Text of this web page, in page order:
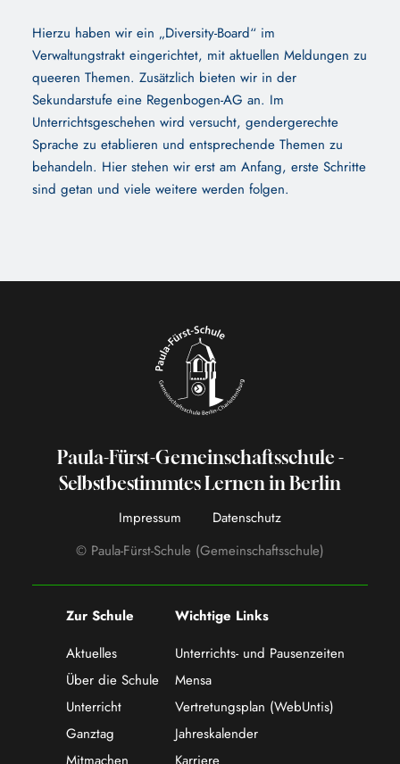
Hierzu haben wir ein „Diversity-Board“ im
Verwaltungstrakt eingerichtet, mit aktuellen Meldungen zu
queeren Themen. Zusätzlich bieten wir in der
Sekundarstufe eine Regenbogen-AG an. Im
Unterrichtsgeschehen wird versucht, gendergerechte
Sprache zu etablieren und entsprechende Themen zu
behandeln. Hier stehen wir erst am Anfang, erste Schritte
sind getan und viele weitere werden folgen.
Paula-Fürst-Gemeinschaftsschule -
Selbstbestimmtes Lernen in Berlin
Impressum
Datenschutz
© Paula-Fürst-Schule (Gemeinschaftsschule)
Zur Schule
Aktuelles
Über die Schule
Unterricht
Ganztag
Wichtige Links
Unterrichts- und Pausenzeiten
Mensa
Vertretungsplan (WebUntis)
Jahreskalender